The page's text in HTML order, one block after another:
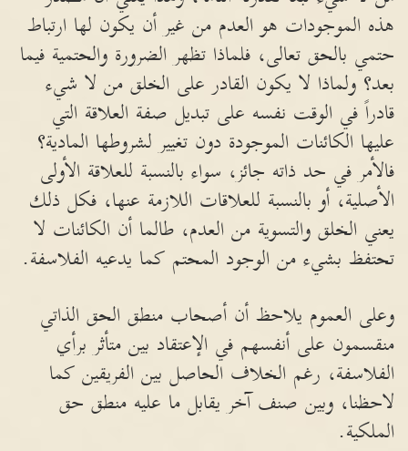
هذه الموجودات هو العدم من غير أن يكون لها ارتباط
حتمي بالحق تعالى، فلماذا تظهر الضرورة والحتمية فيما
بعد؟ ولماذا لا يكون القادر على الخلق من لا شيء
قادراً في الوقت نفسه على تبديل صفة العلاقة التي
عليها الكائنات الموجودة دون تغيير لشروطها المادية؟
فالأمر في حد ذاته جائز، سواء بالنسبة للعلاقة الأولى
الأصلية، أو بالنسبة للعلاقات اللازمة عنها، فكل ذلك
يعني الخلق والتسوية من العدم، طالما أن الكائنات لا
تحتفظ بشيء من الوجود المحتم كما يدعيه الفلاسفة.
وعلى العموم يلاحظ أن أصحاب منطق الحق الذاتي
منقسمون على أنفسهم في الإعتقاد بين متأثر برأي
الفلاسفة، رغم الخلاف الحاصل بين الفريقين كما
لاحظنا، وبين صنف آخر يقابل ما عليه منطق حق
الملكية.